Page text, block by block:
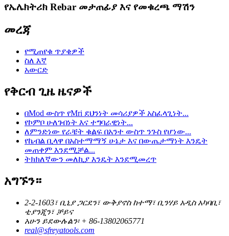
የኤሌክትሪክ Rebar መታጠፊያ እና የመቁረጫ ማሽን
መረጃ
የሚጠየቁ ጥያቄዎች
ስለ እኛ
አውርድ
የቅርብ ጊዜ ዜናዎች
በMod ውስጥ የMri ደህንነት መሳሪያዎች አስፈላጊነት...
የኮምቦ ሁለገብነት እና ተግባራዊነት...
ለምንድነው የራቼት ቁልፍ በአንተ ውስጥ ንጉስ የሆነው...
የኬብል ቢላዋ በአስተማማኝ ሁኔታ እና በውጤታማነት እንዴት
መጠቀም እንደሚቻል...
ትክክለኛውን መለኪያ እንዴት እንደሚመረጥ
አግኙን።
2-2-1603፣ ቢኒያ ጋርደን፣ ውቅያኖስ ከተማ፣ ቢንሃይ አዲስ አካባቢ፣
ቲያንጂን፣ ቻይና
አሁን ይደውሉልን፡ + 86-13802065771
real@sfreyatools.com